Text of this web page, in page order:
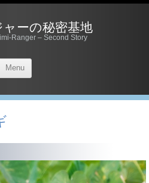
ャーの秘密基地
Ranger – Second Story
Menu